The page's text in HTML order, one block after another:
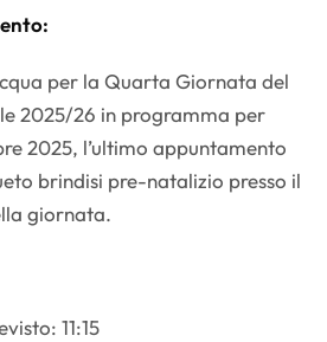
per la Quarta Giornata del
2025/26 in programma per
2025, l’ultimo appuntamento
brindisi pre-natalizio presso il
giornata.
11:15